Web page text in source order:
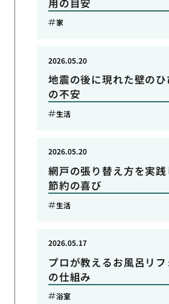
家
地震の後に現れた壁の
の不安
2026.05.20
生活
網戸の張り替え方を実
節約の喜び
2026.05.20
生活
プロが教えるお風呂リ
の仕組み
2026.05.17
浴室